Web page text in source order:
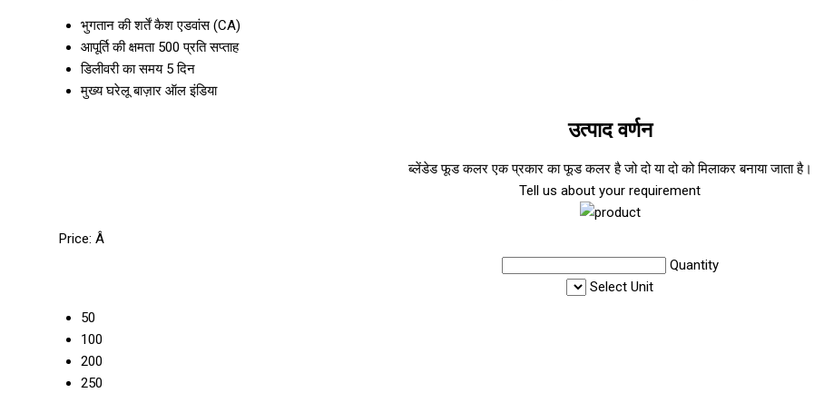
भुगतान की शर्तें कैश एडवांस (CA)
आपूर्ति की क्षमता 500 प्रति सप्ताह
डिलीवरी का समय 5 दिन
मुख्य घरेलू बाज़ार ऑल इंडिया
उत्पाद वर्णन
ब्लेंडेड फूड कलर एक प्रकार का फूड कलर है जो दो या दो को मिलाकर बनाया जाता है।
Tell us about your requirement
Price: Â
Quantity
Select Unit
50
100
200
250